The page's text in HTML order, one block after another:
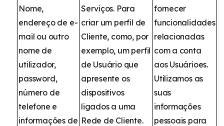
Nome,
endereço de e-
mail ou outro
nome de
utilizador,
password,
número de
telefone e
informações de
Serviços. Para
criar um perfil de
Cliente, como, por
exemplo, um perfil
de Usuário que
apresente os
dispositivos
ligados a uma
Rede de Cliente.
fornecer
funcionalidades
relacionadas
com a conta
aos Usuárioes.
Utilizamos as
suas
informações
pessoais para